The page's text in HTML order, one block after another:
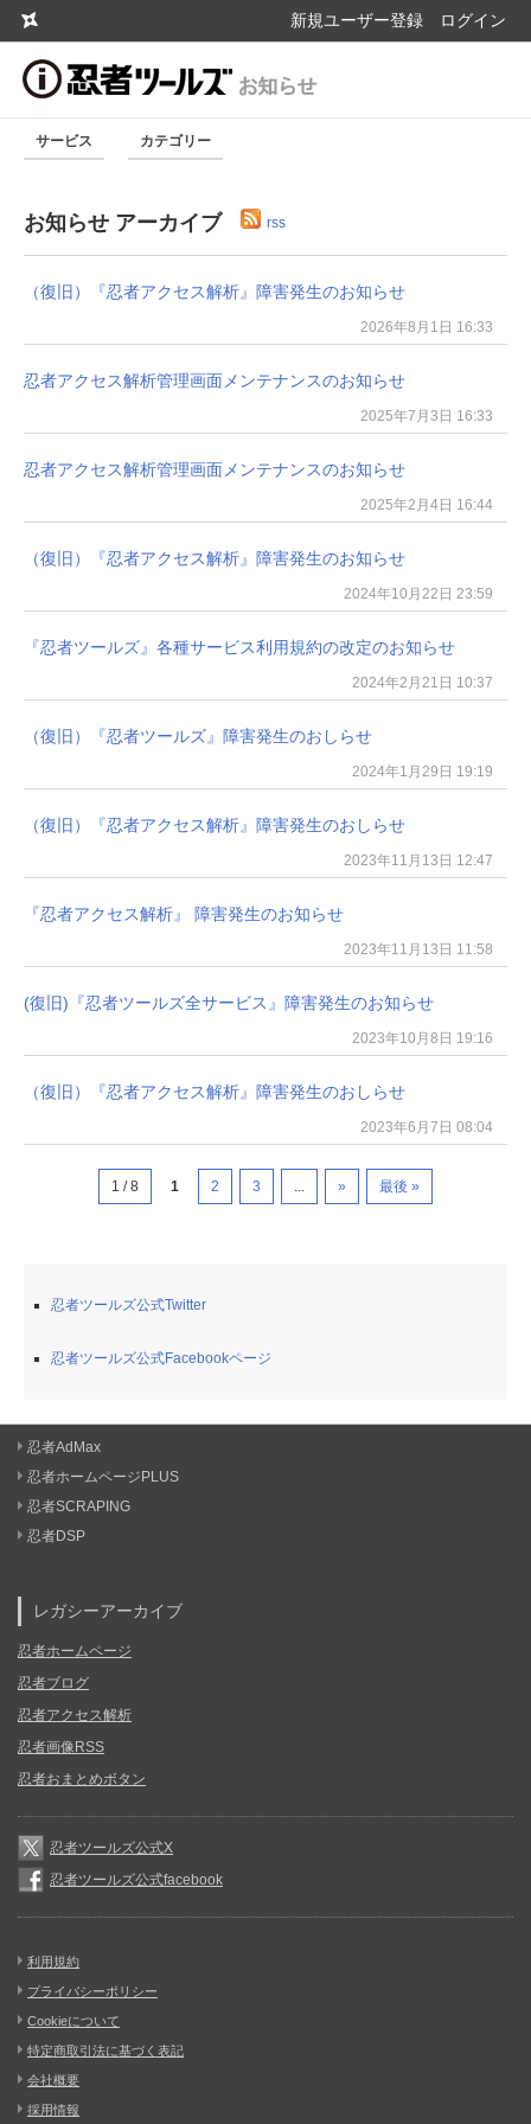
新規ユーザー登録 ログイン
サービス カテゴリー
お知らせ アーカイブ rss
（復旧）『忍者アクセス解析』障害発生のお知らせ
2026年8月1日 16:33
忍者アクセス解析管理画面メンテナンスのお知らせ
2025年7月3日 16:33
忍者アクセス解析管理画面メンテナンスのお知らせ
2025年2月4日 16:44
（復旧）『忍者アクセス解析』障害発生のお知らせ
2024年10月22日 23:59
『忍者ツールズ』各種サービス利用規約の改定のお知らせ
2024年2月21日 10:37
（復旧）『忍者ツールズ』障害発生のおしらせ
2024年1月29日 19:19
（復旧）『忍者アクセス解析』障害発生のおしらせ
2023年11月13日 12:47
『忍者アクセス解析』 障害発生のお知らせ
2023年11月13日 11:58
(復旧)『忍者ツールズ全サービス』障害発生のお知らせ
2023年10月8日 19:16
（復旧）『忍者アクセス解析』障害発生のおしらせ
2023年6月7日 08:04
1 / 8 1 2 3 ... » 最後 »
忍者ツールズ公式Twitter
忍者ツールズ公式Facebookページ
忍者AdMax
忍者ホームページPLUS
忍者SCRAPING
忍者DSP
レガシーアーカイブ
忍者ホームページ
忍者ブログ
忍者アクセス解析
忍者画像RSS
忍者おまとめボタン
忍者ツールズ公式X
忍者ツールズ公式facebook
利用規約
プライバシーポリシー
Cookieについて
特定商取引法に基づく表記
会社概要
採用情報